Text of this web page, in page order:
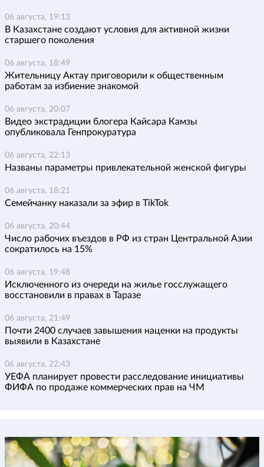
06 августа, 19:13
В Казахстане создают условия для активной жизни
старшего поколения
06 августа, 18:49
Жительницу Актау приговорили к общественным
работам за избиение знакомой
06 августа, 20:07
Видео экстрадиции блогера Кайсара Камзы
опубликовала Генпрокуратура
06 августа, 22:13
Названы параметры привлекательной женской фигуры
06 августа, 18:21
Семейчанку наказали за эфир в TikTok
06 августа, 20:44
Число рабочих въездов в РФ из стран Центральной Азии
сократилось на 15%
06 августа, 19:48
Исключенного из очереди на жилье госслужащего
восстановили в правах в Таразе
06 августа, 21:49
Почти 2400 случаев завышения наценки на продукты
выявили в Казахстане
06 августа, 22:43
УЕФА планирует провести расследование инициативы
ФИФА по продаже коммерческих прав на ЧМ